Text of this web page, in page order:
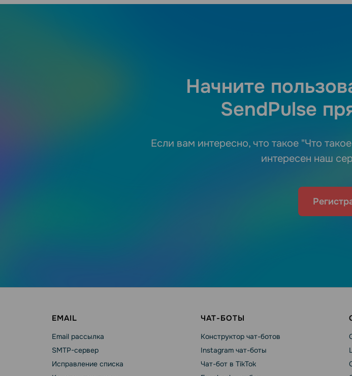
Начните
SendPulse
Если вам интересно, что такое "Что
интересен наш
EMAIL
Email рассылка
SMTP-сервер
Исправление списка
ЧАТ-БОТЫ
Конструктор чат-ботов
Instagram чат-боты
Чат-бот в TikTok